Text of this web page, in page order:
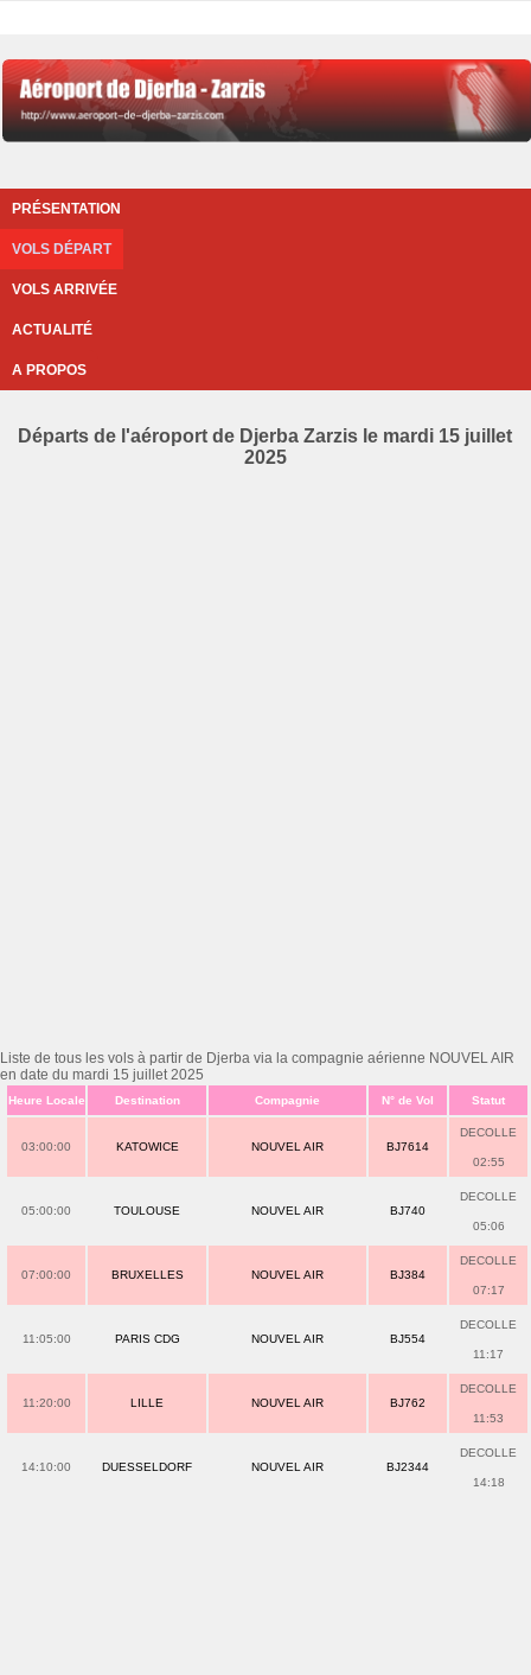
PRÉSENTATION
VOLS DÉPART
VOLS ARRIVÉE
ACTUALITÉ
A PROPOS
Départs de l'aéroport de Djerba Zarzis le mardi 15 juillet
2025
Liste de tous les vols à partir de Djerba via la compagnie aérienne NOUVEL AIR
en date du mardi 15 juillet 2025
Heure Locale Destination Compagnie N° de Vol Statut
03:00:00 KATOWICE NOUVEL AIR BJ7614
DECOLLE
02:55
05:00:00 TOULOUSE NOUVEL AIR BJ740
DECOLLE
05:06
07:00:00 BRUXELLES NOUVEL AIR BJ384
DECOLLE
07:17
11:05:00 PARIS CDG NOUVEL AIR BJ554
DECOLLE
11:17
11:20:00 LILLE NOUVEL AIR BJ762
DECOLLE
11:53
14:10:00 DUESSELDORF NOUVEL AIR BJ2344
DECOLLE
14:18